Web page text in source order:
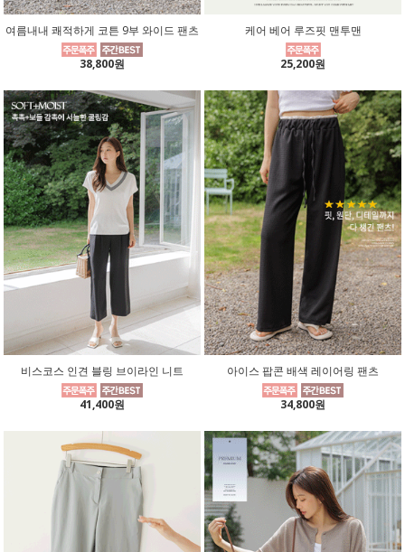
여름내내 쾌적하게 코튼 9부 와이드 팬츠
38,800원
케어 베어 루즈핏 맨투맨
25,200원
비스코스 인견 블링 브이라인 니트
41,400원
아이스 팝콘 배색 레이어링 팬츠
34,800원